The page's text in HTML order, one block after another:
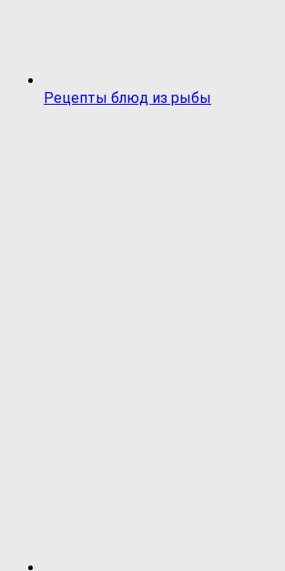
Рецепты блюд из рыбы